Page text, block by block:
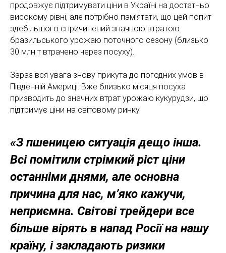
продовжує підтримувати ціни в Україні на достатньо
високому рівні, але потрібно пам’ятати, що цей попит
здебільшого спричинений значною втратою
бразильського урожаю поточного сезону (близько
30 млн т втрачено через посуху).
Зараз вся увага знову прикута до погодних умов в
Південній Америці. Вже близько місяця посуха
призводить до значних втрат урожаю кукурудзи, що
підтримує ціни на світовому ринку.
«З пшеницею ситуація дещо інша.
Всі помітили стрімкий ріст ціни
останніми днями, але основна
причина для нас, м’яко кажучи,
неприємна. Світові трейдери все
більше вірять в напад Росії на нашу
країну, і закладають ризики